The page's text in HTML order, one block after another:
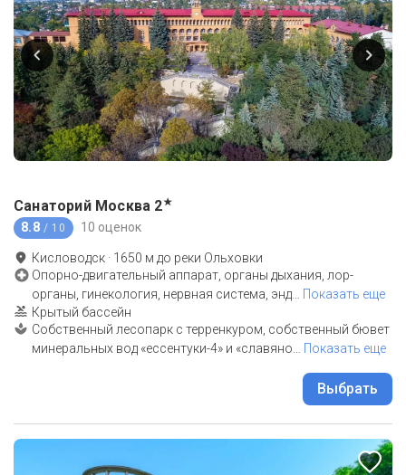
Санаторий Москва 2★
8.8 / 10 10 оценок
Кисловодск · 1650 м до реки Ольховки
Опорно-двигательный аппарат, органы дыхания, лор-
органы, гинекология, нервная система, энд
Показать еще
Крытый бассейн
Собственный лесопарк с терренкуром, собственный бювет
минеральных вод «ессентуки-4» и «славяно
Показать еще
Выбрать